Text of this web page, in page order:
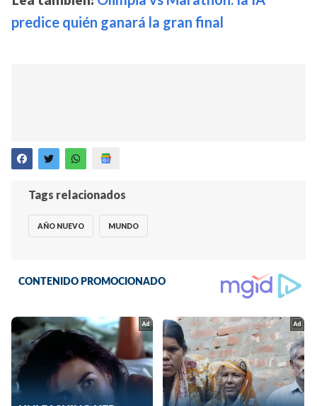
predice quién ganará la gran final
Tags relacionados
AÑO NUEVO MUNDO